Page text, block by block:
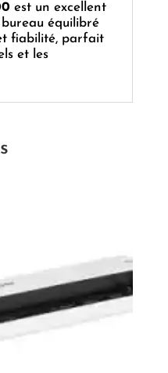
est un excellent
équilibré
fiabilité, parfait
et les